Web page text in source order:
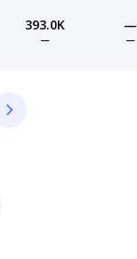
393.0K
—
—
—